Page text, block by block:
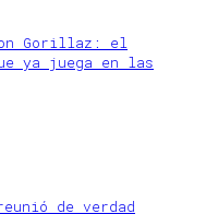
Gorillaz: el
ya juega en las
de verdad